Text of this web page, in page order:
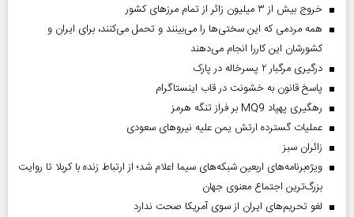
خروج بیش از ۳ میلیون زائر از تمام مرز‌های کشور
همه مردمی که این سختی‌ها را می‌بینند و تحمل می‌کنند، برای ایران و
کشورشان این کاررا انجام می‌دهند
درگیری مرگبار ۲ پسرخاله در پارک
پاسخ قانون به خشونت در قاب اینستاگرام
رهگیری پهپاد MQ9 بر فراز تنگه هرمز
عملیات گسترده ارتش یمن علیه نیروهای سعودی
‌زائران سبز
ویژه‌برنامه‌های اربعین شبکه‌های سیما اعلام شد؛ از ارتباط زنده با کربلا تا روایت
بزرگ‌ترین اجتماع معنوی جهان
لغو تحریم‌های ایران از سوی آمریکا صحت ندارد